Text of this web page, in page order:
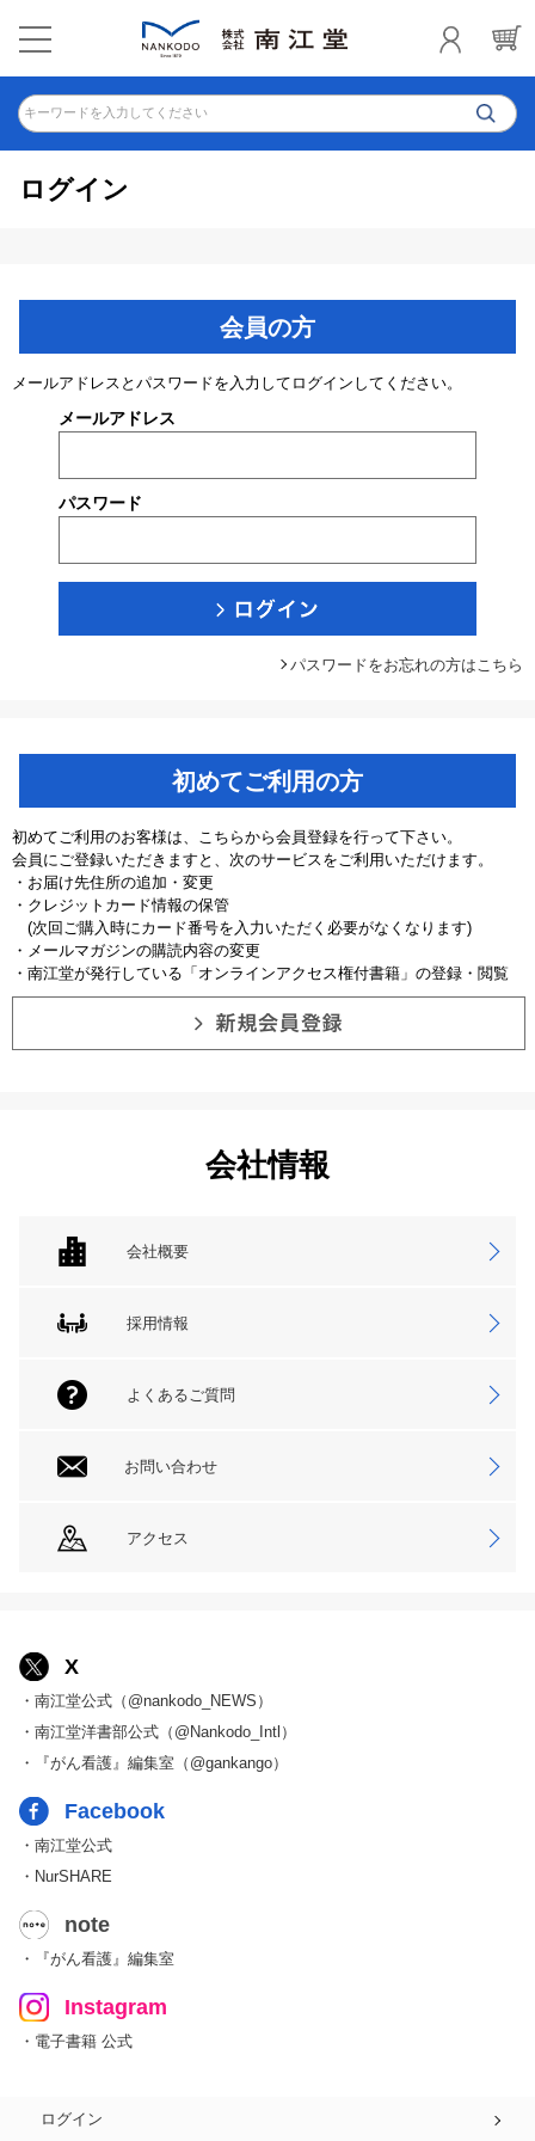
キーワードを入力してください
ログイン
会員の方
メールアドレスとパスワードを入力してログインしてください。
メールアドレス
パスワード
パスワードをお忘れの方はこちら
初めてご利用の方
初めてご利用のお客様は、こちらから会員登録を行って下さい。
会員にご登録いただきますと、次のサービスをご利用いただけます。
・お届け先住所の追加・変更
・クレジットカード情報の保管
(次回ご購入時にカード番号を入力いただく必要がなくなります)
・メールマガジンの購読内容の変更
・南江堂が発行している「オンラインアクセス権付書籍」の登録・閲覧
会社情報
会社概要
採用情報
よくあるご質問
お問い合わせ
アクセス
X
・南江堂公式（@nankodo_NEWS）
・南江堂洋書部公式（@Nankodo_Intl）
・『がん看護』編集室（@gankango）
Facebook
・南江堂公式
・NurSHARE
note
・『がん看護』編集室
Instagram
・電子書籍 公式
ログイン